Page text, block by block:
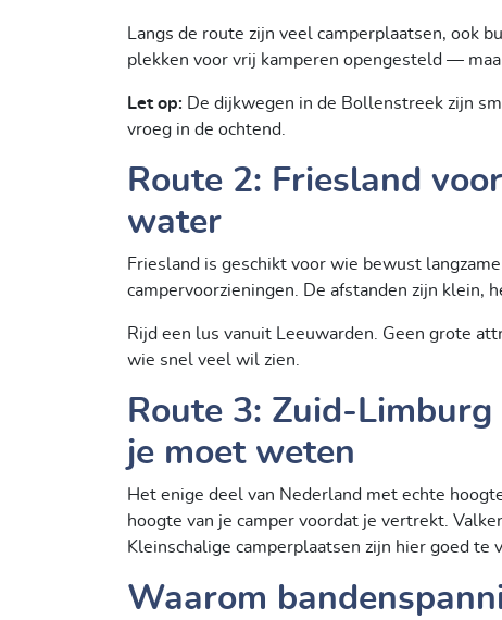
Langs de route zijn veel camperplaatsen, ook
plekken voor vrij kamperen opengesteld —
Let op: De dijkwegen in de Bollenstreek zijn
vroeg in de ochtend.
Route 2: Friesland
water
Friesland is geschikt voor wie bewust
campervoorzieningen. De afstanden zijn klein,
Rijd een lus vanuit Leeuwarden. Geen grote
wie snel veel wil zien.
Route 3: Zuid-
je moet weten
Het enige deel van Nederland met echte
hoogte van je camper voordat je vertrekt.
Kleinschalige camperplaatsen zijn hier goed te
Waarom